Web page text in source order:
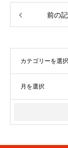
前の